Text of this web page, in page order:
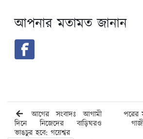
আপনার মতামত জানান
আগের সংবাদঃ আগামী
দিনে নিজেদের বাড়িঘরও
ভাঙচুর হবে: গয়েশ্বর
পরের